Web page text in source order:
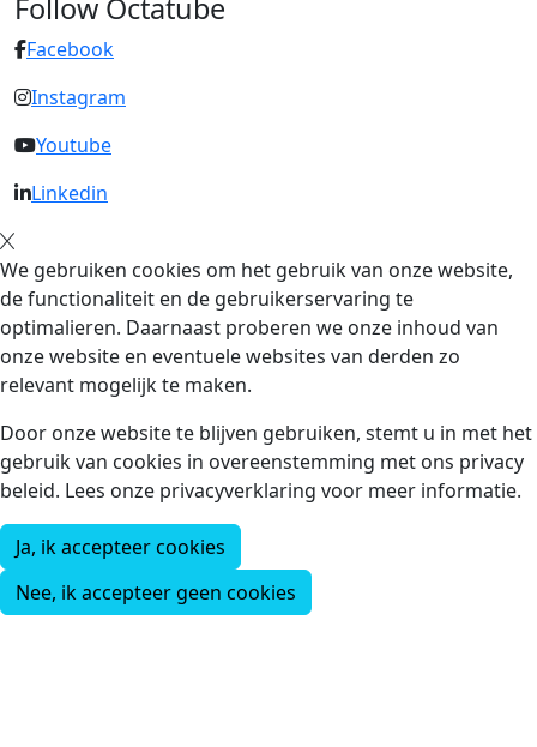
Follow Octatube
Facebook
Instagram
Youtube
Linkedin
We gebruiken cookies om het gebruik van onze website,
de functionaliteit en de gebruikerservaring te
optimalieren. Daarnaast proberen we onze inhoud van
onze website en eventuele websites van derden zo
relevant mogelijk te maken.
Door onze website te blijven gebruiken, stemt u in met het
gebruik van cookies in overeenstemming met ons privacy
beleid. Lees onze privacyverklaring voor meer informatie.
Ja, ik accepteer cookies
Nee, ik accepteer geen cookies